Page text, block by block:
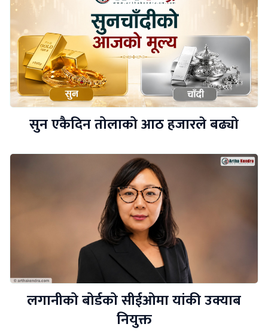
सुन एकैदिन तोलाको आठ हजारले बढ्यो
लगानीको बोर्डको सीईओमा यांकी उक्याब
नियुक्त